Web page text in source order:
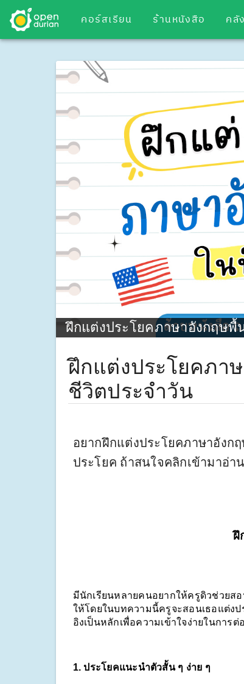
คอร์สเรียน ร้านหนังสือ คลั
ฝึกแต่งประโยคภาษาอังกฤษพื้
ฝึกแต่งประโยคภา
ชีวิตประจำวัน
อยากฝึกแต่งประโยคภาษาอังก
ประโยค ถ้าสนใจคลิกเข้ามาอ่าน
ฝึ
มีนักเรียนหลายคนอยากให้ครูดิวช่วยส
ให้โดยในบทความนี้ครูจะสอนเธอแต่ง
อิงเป็นหลักเพื่อความเข้าใจง่ายในการต่
1. ประโยคแนะนำตัวสั้น ๆ ง่าย ๆ